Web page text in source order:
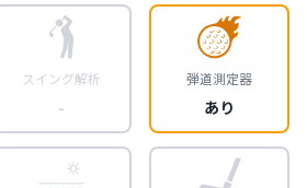
スイング解析
-
弾道測定器
あり